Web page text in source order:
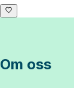
Om oss